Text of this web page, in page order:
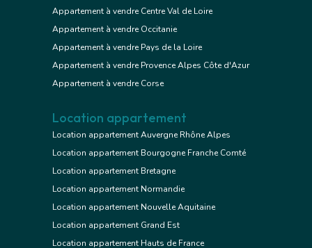
Appartement à vendre Centre Val de Loire
Appartement à vendre Occitanie
Appartement à vendre Pays de la Loire
Appartement à vendre Provence Alpes Côte d'Azur
Appartement à vendre Corse
Location appartement
Location appartement Auvergne Rhône Alpes
Location appartement Bourgogne Franche Comté
Location appartement Bretagne
Location appartement Normandie
Location appartement Nouvelle Aquitaine
Location appartement Grand Est
Location appartement Hauts de France